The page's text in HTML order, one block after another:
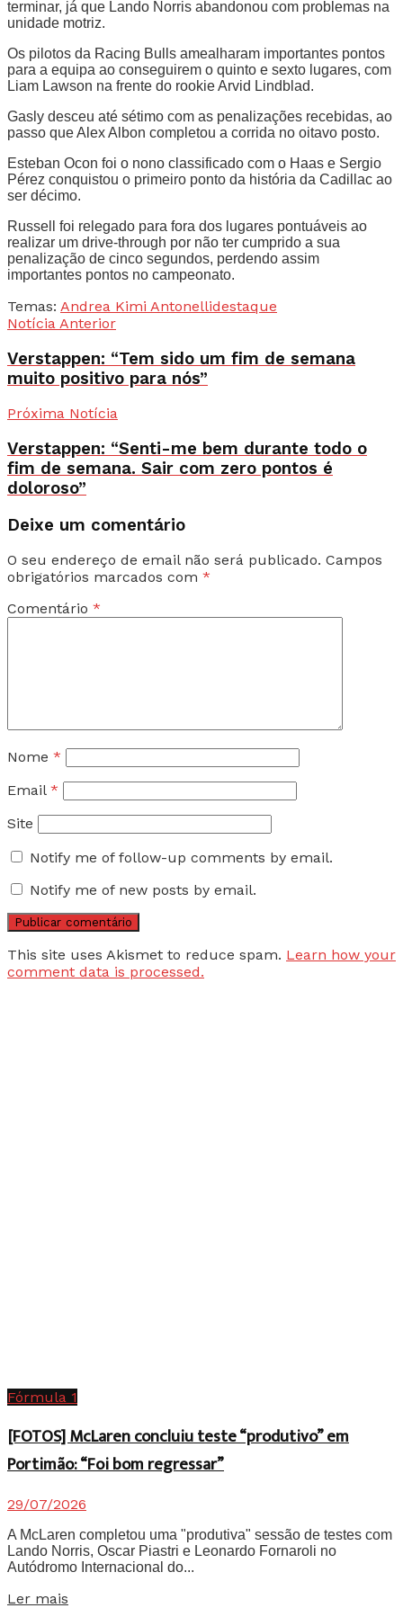
terminar, já que Lando Norris abandonou com problemas na
unidade motriz.
Os pilotos da Racing Bulls amealharam importantes pontos
para a equipa ao conseguirem o quinto e sexto lugares, com
Liam Lawson na frente do rookie Arvid Lindblad.
Gasly desceu até sétimo com as penalizações recebidas, ao
passo que Alex Albon completou a corrida no oitavo posto.
Esteban Ocon foi o nono classificado com o Haas e Sergio
Pérez conquistou o primeiro ponto da história da Cadillac ao
ser décimo.
Russell foi relegado para fora dos lugares pontuáveis ao
realizar um drive-through por não ter cumprido a sua
penalização de cinco segundos, perdendo assim
importantes pontos no campeonato.
Temas: Andrea Kimi Antonellidestaque
Notícia Anterior
Verstappen: “Tem sido um fim de semana
muito positivo para nós”
Próxima Notícia
Verstappen: “Senti-me bem durante todo o
fim de semana. Sair com zero pontos é
doloroso”
Deixe um comentário
O seu endereço de email não será publicado. Campos
obrigatórios marcados com *
Comentário *
Nome *
Email *
Site
Notify me of follow-up comments by email.
Notify me of new posts by email.
This site uses Akismet to reduce spam. Learn how your
comment data is processed.
Fórmula 1
[FOTOS] McLaren concluiu teste “produtivo” em
Portimão: “Foi bom regressar”
29/07/2026
A McLaren completou uma "produtiva" sessão de testes com
Lando Norris, Oscar Piastri e Leonardo Fornaroli no
Autódromo Internacional do...
Ler mais